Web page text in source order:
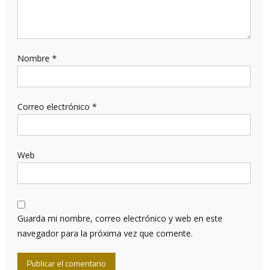
Nombre *
Correo electrónico *
Web
Guarda mi nombre, correo electrónico y web en este
navegador para la próxima vez que comente.